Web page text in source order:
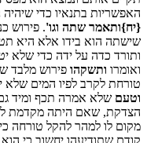
האפשריות בתנאיו כדי
{יח}ותאמר שתה וגו'. פירוש
שישתה הוא בידו אלא היא
ותורד כדה על ידה כדי שלא
ואומרו ותשקהו פירוש מלבד
טורחת לקרב לפיו המים שלא
וטעם שלא אמרה תכף ומיד גם
הצדקת, שאם היתה מקדמת
מקום לו למהר להקל טורחה
קודם שתודיעהו יחשוב כי